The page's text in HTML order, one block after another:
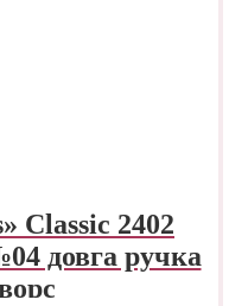
Classic 2402
довга ручка